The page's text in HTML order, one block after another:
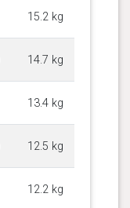
15.2 kg
14.7 kg
13.4 kg
12.5 kg
12.2 kg